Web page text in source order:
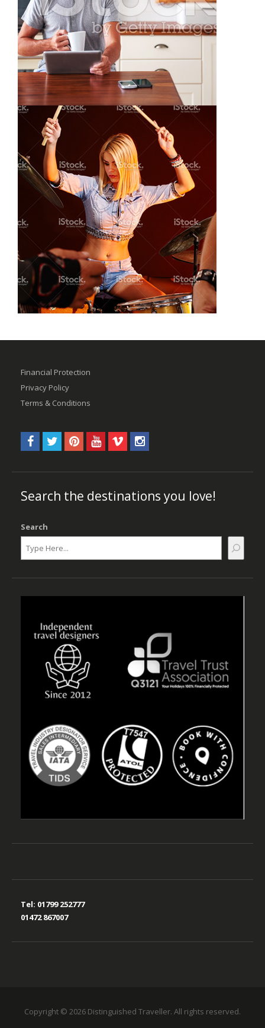
Financial Protection
Privacy Policy
Terms & Conditions
Search the destinations you love!
Search
Tel: 01799 252777
01472 867007
Copyright © 2026 Distinguished Traveller. All rights reserved.